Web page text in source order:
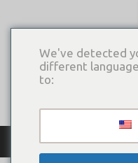
We've detected
different
to: